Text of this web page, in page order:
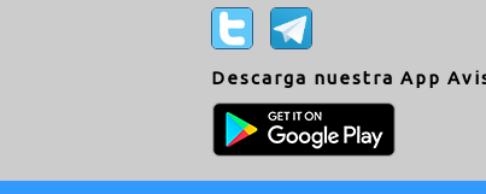
Descarga nuestra App